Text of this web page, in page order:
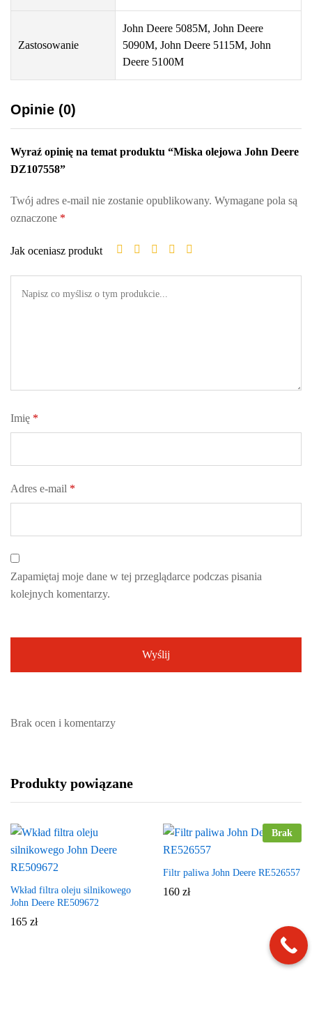
Zastosowanie
John Deere 5085M, John Deere
5090M, John Deere 5115M, John
Deere 5100M
Opinie (0)
Wyraź opinię na temat produktu “Miska olejowa John Deere
DZ107558”
Twój adres e-mail nie zostanie opublikowany. Wymagane pola są
oznaczone *
Jak oceniasz produkt
Imię *
Adres e-mail *
Zapamiętaj moje dane w tej przeglądarce podczas pisania
kolejnych komentarzy.
Brak ocen i komentarzy
Produkty powiązane
Wkład filtra oleju silnikowego
John Deere RE509672
165 zł
Brak
Filtr paliwa John Deere RE526557
160 zł